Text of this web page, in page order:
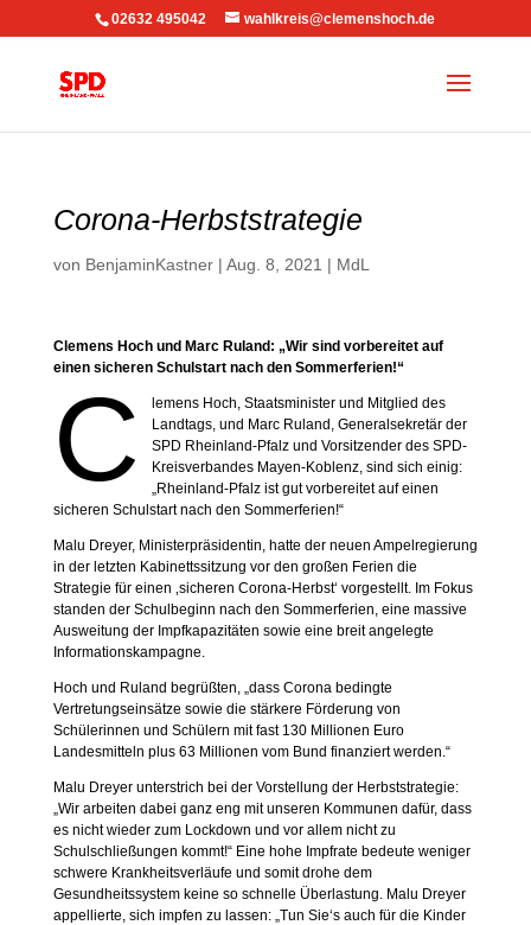
02632 495042 wahlkreis@clemenshoch.de
Corona-Herbststrategie
von BenjaminKastner| Aug. 8, 2021 | MdL
Clemens Hoch und Marc Ruland: „Wir sind vorbereitet auf
einen sicheren Schulstart nach den Sommerferien!“
C
lemens Hoch, Staatsminister und Mitglied des
Landtags, und Marc Ruland, Generalsekretär der
SPD Rheinland-Pfalz und Vorsitzender des SPD-
Kreisverbandes Mayen-Koblenz, sind sich einig:
„Rheinland-Pfalz ist gut vorbereitet auf einen
sicheren Schulstart nach den Sommerferien!“
Malu Dreyer, Ministerpräsidentin, hatte der neuen Ampelregierung
in der letzten Kabinettssitzung vor den großen Ferien die
Strategie für einen ‚sicheren Corona-Herbst‘ vorgestellt. Im Fokus
standen der Schulbeginn nach den Sommerferien, eine massive
Ausweitung der Impfkapazitäten sowie eine breit angelegte
Informationskampagne.
Hoch und Ruland begrüßten, „dass Corona bedingte
Vertretungseinsätze sowie die stärkere Förderung von
Schülerinnen und Schülern mit fast 130 Millionen Euro
Landesmitteln plus 63 Millionen vom Bund finanziert werden.“
Malu Dreyer unterstrich bei der Vorstellung der Herbststrategie:
„Wir arbeiten dabei ganz eng mit unseren Kommunen dafür, dass
es nicht wieder zum Lockdown und vor allem nicht zu
Schulschließungen kommt!“ Eine hohe Impfrate bedeute weniger
schwere Krankheitsverläufe und somit drohe dem
Gesundheitssystem keine so schnelle Überlastung. Malu Dreyer
appellierte, sich impfen zu lassen: „Tun Sie‘s auch für die Kinder